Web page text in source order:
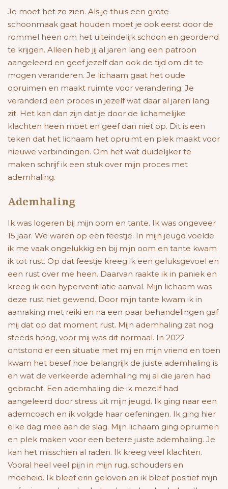
Je moet het zo zien. Als je thuis een grote
schoonmaak gaat houden moet je ook eerst door de
rommel heen om het uiteindelijk schoon en geordend
te krijgen. Alleen heb jij al jaren lang een patroon
aangeleerd en geef jezelf dan ook de tijd om dit te
mogen veranderen. Je lichaam gaat het oude
opruimen en maakt ruimte voor verandering. Je
veranderd een proces in jezelf wat daar al jaren lang
zit. Het kan dan zijn dat je door de lichamelijke
klachten heen moet en geef dan niet op. Dit is een
teken dat het lichaam het opruimt en plek maakt voor
nieuwe verbindingen. Om het wat duidelijker te
maken schrijf ik een stuk over mijn proces met
ademhaling.
Ademhaling
Ik was logeren bij mijn oom en tante. Ik was ongeveer
15 jaar. We waren op een feestje. In mijn jeugd voelde
ik me vaak ongelukkig en bij mijn oom en tante kwam
ik tot rust. Op dat feestje kreeg ik een geluksgevoel en
een rust over me heen. Daarvan raakte ik in paniek en
kreeg ik een hyperventilatie aanval. Mijn lichaam was
deze rust niet gewend. Door mijn tante kwam ik in
aanraking met reiki en na een paar behandelingen gaf
mij dat op dat moment rust. Mijn ademhaling zat nog
steeds hoog, voor mij was dit normaal. In 2022
ontstond er een situatie met mij en mijn vriend en toen
kwam het besef hoe belangrijk de juiste ademhaling is
en wat de verkeerde ademhaling mij al die jaren had
gebracht. Een ademhaling die ik mezelf had
aangeleerd door stress uit mijn jeugd. Ik ging naar een
ademcoach en ik volgde haar oefeningen. Ik ging hier
elke dag mee aan de slag. Mijn lichaam ging opruimen
en plek maken voor een betere juiste ademhaling. Je
kan het misschien al raden. Ik kreeg veel klachten.
Vooral heel veel pijn in mijn rug, schouders en
moeheid. Ik bleef erin geloven en ik bleef positief mijn